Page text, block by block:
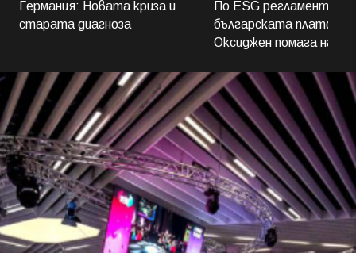
Германия: Новата криза и
старата диагноза
По ESG регламент:
българската
Оксиджен помага на